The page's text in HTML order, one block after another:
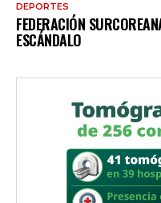
DEPORTES
FEDERACIÓN
ESCÁNDALO